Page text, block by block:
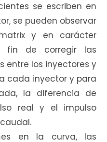
se escriben en
se pueden observar
y en carácter
fin de corregir las
entre los inyectores y
cada inyector y para
la diferencia de
real y el impulso
en la curva, las